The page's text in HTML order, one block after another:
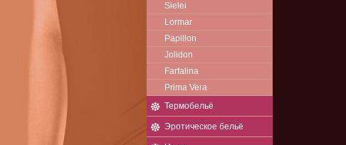
Sielei
Lormar
Papillon
Jolidon
Farfalina
Prima Vera
Термобельё
Эротическое бельё